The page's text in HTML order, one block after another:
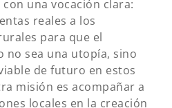
una vocación clara:
reales a los
para que el
no sea una utopía, sino
de futuro en estos
misión es acompañar a
locales en la creación